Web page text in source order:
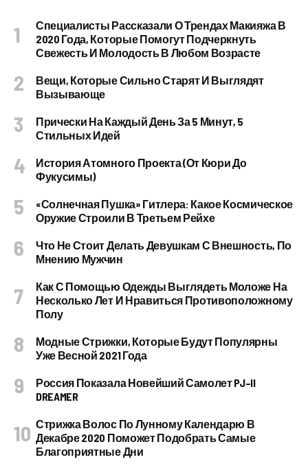
Специалисты Рассказали О Трендах Макияжа В
2020 Года, Которые Помогут Подчеркнуть
Свежесть И Молодость В Любом Возрасте
Вещи, Которые Сильно Старят И Выглядят
Вызывающе
Прически На Каждый День За 5 Минут, 5
Стильных Идей
История Атомного Проекта (от Кюри До
Фукусимы)
«Солнечная Пушка» Гитлера: Какое Космическое
Оружие Строили В Третьем Рейхе
Что Не Стоит Делать Девушкам С Внешность, По
Мнению Мужчин
Как С Помощью Одежды Выглядеть Моложе На
Несколько Лет И Нравиться Противоположному
Полу
Модные Стрижки, Которые Будут Популярны
Уже Весной 2021 Года
Россия Показала Новейший Самолет PJ–II
DREAMER
Стрижка Волос По Лунному Календарю В
Декабре 2020 Поможет Подобрать Самые
Благоприятные Дни